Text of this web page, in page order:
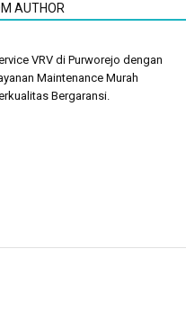
AUTHOR
VRV di Purworejo dengan
Maintenance Murah
Bergaransi.